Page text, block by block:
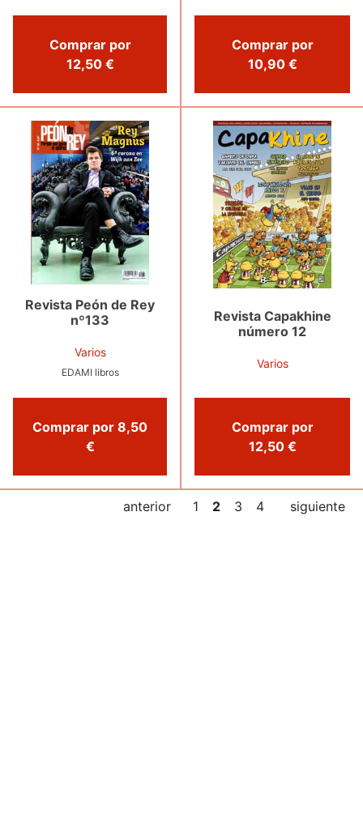
Comprar por
12,50 €
Comprar por
10,90 €
Revista Peón de Rey
nº133
Varios
EDAMI libros
Comprar por 8,50
€
Revista Capakhine
número 12
Varios
Comprar por
12,50 €
anterior 1 2 3 4 siguiente